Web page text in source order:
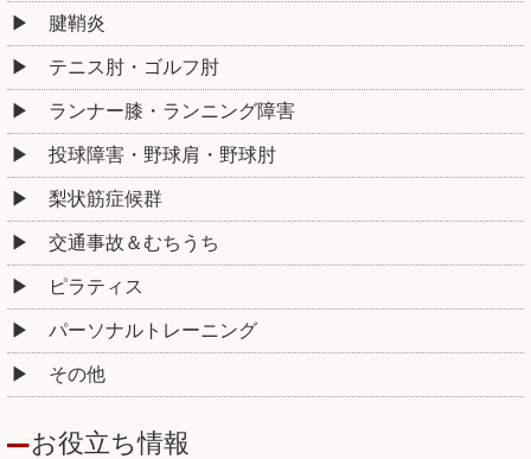
腱鞘炎
テニス肘・ゴルフ肘
ランナー膝・ランニング障害
投球障害・野球肩・野球肘
梨状筋症候群
交通事故＆むちうち
ピラティス
パーソナルトレーニング
その他
お役立ち情報